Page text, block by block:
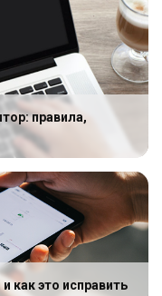
правила,
как это исправить